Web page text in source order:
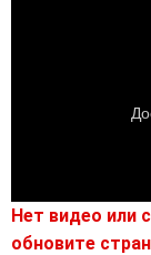
Нет видео или
обновите